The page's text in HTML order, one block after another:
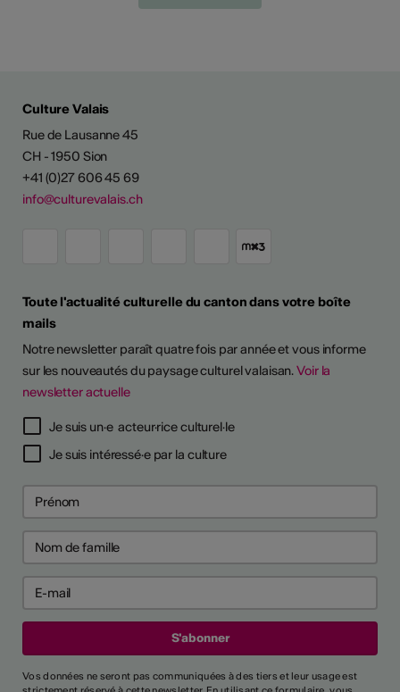
Culture Valais
Rue de Lausanne 45
CH - 1950 Sion
+41 (0)27 606 45 69
info@culturevalais.ch
Toute l'actualité culturelle du canton dans votre boîte
mails
Notre newsletter paraît quatre fois par année et vous informe
sur les nouveautés du paysage culturel valaisan.Voir la
newsletter actuelle
Je suis un·e acteur·rice culturel·le
Je suis intéressé·e par la culture
Vos données ne seront pas communiquées à des tiers et leur usage est